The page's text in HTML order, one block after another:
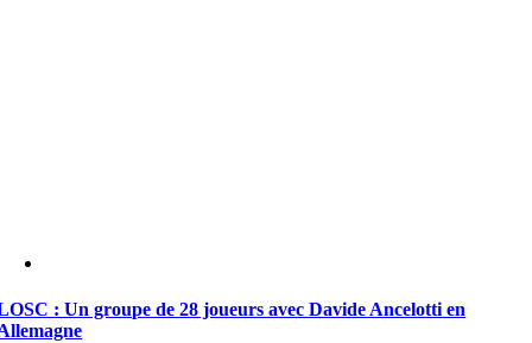
: Un groupe de 28 joueurs avec Davide Ancelotti en